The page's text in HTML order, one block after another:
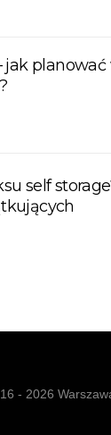
planować
self
- 2026